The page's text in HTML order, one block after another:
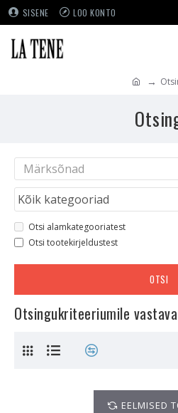
SISENE LOO KONTO
Otsi alamkategooriatest
Otsi tootekirjeldustest
OTSI
Otsingukriteeriumile
EELMISED